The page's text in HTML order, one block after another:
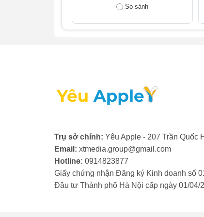
mốc bên trong đang làm khúc xạ ánh
Có nhiều yếu tố khách quan và chủ
rửa đốm camera sau iPhone 13 Pro
Bụi, hơi nước hoặc mốc bám
Môi trường sử dụng nhiều bụi bẩn
nhập vào trong linh kiện máy. Những
dịch vụ làm sạch chuyên sâu. Điển
sau iPhone sẽ loại bỏ triệt để các vật
So sánh
Trụ sở chính: Yêu Apple - 207 Trần Quốc
Email: xtmedia.group@gmail.com
Hotline: 0914823877
Giấy chứng nhận Đăng ký Kinh doanh số
Đầu tư Thành phố Hà Nội cấp ngày 01/04/